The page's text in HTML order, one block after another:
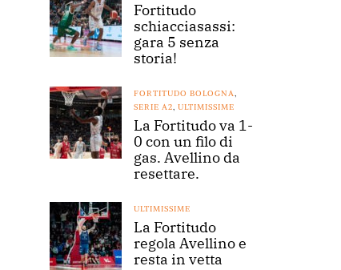
Fortitudo
schiacciasassi:
gara 5 senza
storia!
FORTITUDO BOLOGNA,
SERIE A2, ULTIMISSIME
La Fortitudo va 1-
0 con un filo di
gas. Avellino da
resettare.
ULTIMISSIME
La Fortitudo
regola Avellino e
resta in vetta